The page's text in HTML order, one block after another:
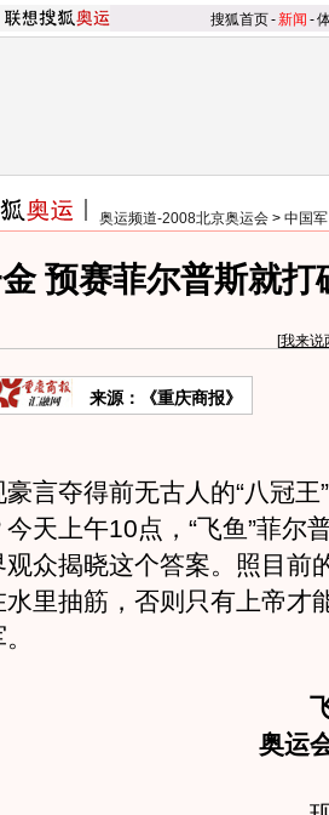
搜狐首页-新闻 -
奥运频道-2008北京奥运会 > 中国
预赛菲尔普斯就打
[我来说
来源：《重庆商报》
夺得前无古人的“八冠王
天上午10点，“飞鱼”菲尔
众揭晓这个答案。照目前
里抽筋，否则只有上帝才
奥运